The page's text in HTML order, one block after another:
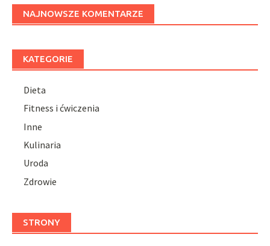
NAJNOWSZE KOMENTARZE
KATEGORIE
Dieta
Fitness i ćwiczenia
Inne
Kulinaria
Uroda
Zdrowie
STRONY